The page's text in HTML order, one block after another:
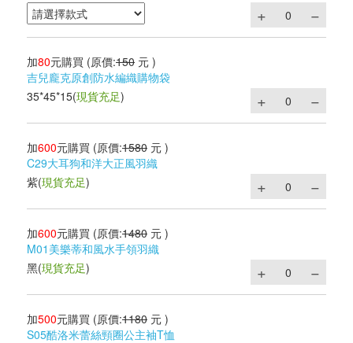
加80元購買 (原價:150 元 )
吉兒龐克原創防水編織購物袋
35*45*15(現貨充足)
加600元購買 (原價:1580 元 )
C29大耳狗和洋大正風羽織
紫(現貨充足)
加600元購買 (原價:1480 元 )
M01美樂蒂和風水手領羽織
黑(現貨充足)
加500元購買 (原價:1180 元 )
S05酷洛米蕾絲頸圈公主袖T恤